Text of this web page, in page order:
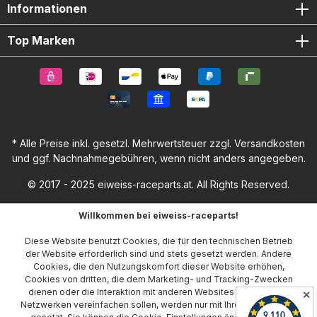
Informationen
Top Marken
* Alle Preise inkl. gesetzl. Mehrwertsteuer zzgl. Versandkosten
und ggf. Nachnahmegebühren, wenn nicht anders angegeben.
© 2017 - 2025 eiweiss-raceparts.at. All Rights Reserved.
Willkommen bei eiweiss-raceparts!
Diese Website benutzt Cookies, die für den technischen Betrieb
der Website erforderlich sind und stets gesetzt werden. Andere
Cookies, die den Nutzungskomfort dieser Website erhöhen,
Cookies von dritten, die dem Marketing- und Tracking-Zwecken
dienen oder die Interaktion mit anderen Websites und sozialen
Netzwerken vereinfachen sollen, werden nur mit Ihrer Zustimmung
✕